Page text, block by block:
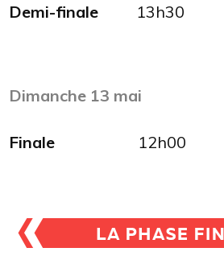
Demi-finale 13h30
Dimanche 13 mai
Finale 12h00